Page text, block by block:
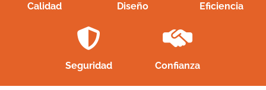
Calidad Diseño Eficiencia
Seguridad Confianza